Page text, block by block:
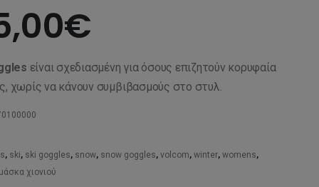
€
τρέχουσα
τιμή
85,00€.
είναι σχεδιασμένη για όσους επιζητούν κορυφαία
χωρίς να κάνουν συμβιβασμούς στο στυλ.
, ski, ski goggles, snow, snow goggles, volcom, winter, womens,
χιονιού